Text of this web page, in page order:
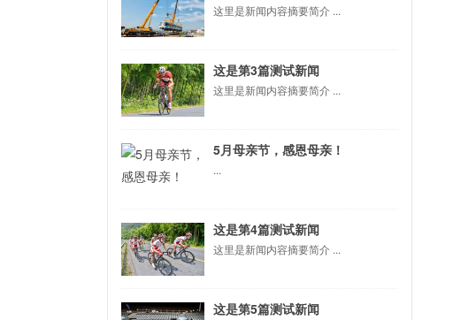
这里是新闻内容摘要简介 ...
这是第3篇测试新闻
这里是新闻内容摘要简介 ...
5月母亲节，感恩母亲！
...
这是第4篇测试新闻
这里是新闻内容摘要简介 ...
这是第5篇测试新闻